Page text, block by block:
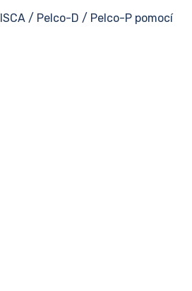
/ Pelco-D / Pelco-P pomocí